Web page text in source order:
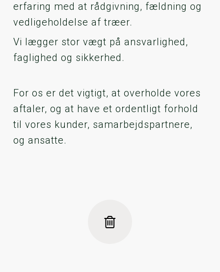
erfaring med at rådgivning, fældning og
vedligeholdelse af træer.
Vi lægger stor vægt på ansvarlighed,
faglighed og sikkerhed.
For os er det vigtigt, at overholde vores
aftaler, og at have et ordentligt forhold
til vores kunder, samarbejdspartnere,
og ansatte.